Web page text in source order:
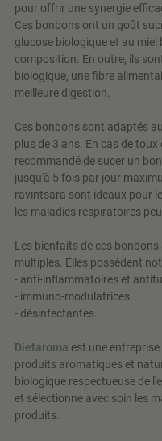
pour offrir une synergie
Ces bonbons ont un goût
glucose biologique et au
composition. En outre, ils
biologique, une fibre
meilleure digestion.
Ces bonbons sont adaptés
plus de 3 ans. En cas de toux
recommandé de sucer un
jusqu'à 5 fois par jour
ravintsara sont idéaux pour
les maladies respiratoires
Les bienfaits de ces
multiples. Elles possèdent
- anti-inflammatoires et
- immuno-modulatrices
- désinfectantes.
Dietaroma est une
produits aromatiques et
biologique respectueuse de
et sélectionne avec soin les
produits.